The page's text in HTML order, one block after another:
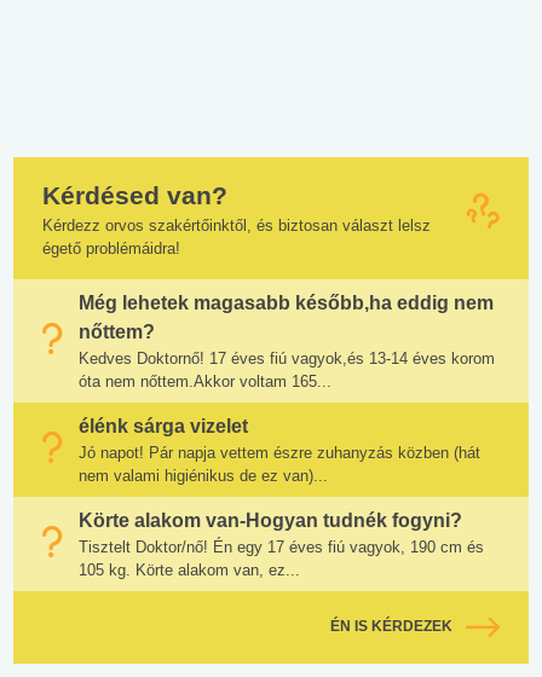
Kérdésed van?
Kérdezz orvos szakértőinktől, és biztosan választ lelsz
égető problémáidra!
Még lehetek magasabb később,ha eddig nem
nőttem?
Kedves Doktornő! 17 éves fiú vagyok,és 13-14 éves korom
óta nem nőttem.Akkor voltam 165...
élénk sárga vizelet
Jó napot! Pár napja vettem észre zuhanyzás közben (hát
nem valami higiénikus de ez van)...
Körte alakom van-Hogyan tudnék fogyni?
Tisztelt Doktor/nő! Én egy 17 éves fiú vagyok, 190 cm és
105 kg. Körte alakom van, ez...
ÉN IS KÉRDEZEK